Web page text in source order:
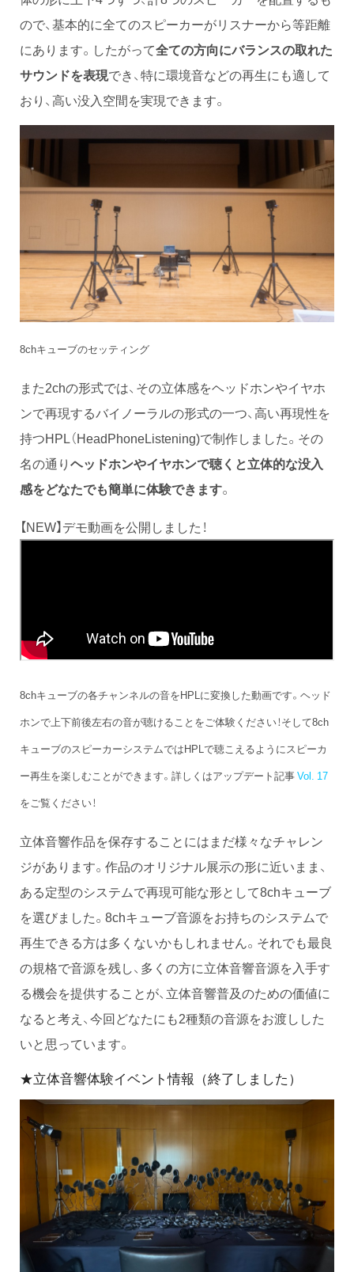
ので、基本的に全てのスピーカーがリスナーから等距離
にあります。したがって全ての方向にバランスの取れた
サウンドを表現でき、特に環境音などの再生にも適して
おり、高い没入空間を実現できます。
8chキューブのセッティング
また2chの形式では、その立体感をヘッドホンやイヤホ
ンで再現するバイノーラルの形式の一つ、高い再現性を
持つHPL（HeadPhoneListening)で制作しました。その
名の通りヘッドホンやイヤホンで聴くと立体的な没入
感をどなたでも簡単に体験できます。
【NEW】デモ動画を公開しました！
8chキューブの各チャンネルの音をHPLに変換した動画です。ヘッド
ホンで上下前後左右の音が聴けることをご体験ください！そして8ch
キューブのスピーカーシステムではHPLで聴こえるようにスピーカ
ー再生を楽しむことができます。詳しくはアップデート記事Vol. 17
をご覧ください！
立体音響作品を保存することにはまだ様々なチャレン
ジがあります。作品のオリジナル展示の形に近いまま、
ある定型のシステムで再現可能な形として8chキューブ
を選びました。8chキューブ音源をお持ちのシステムで
再生できる方は多くないかもしれません。それでも最良
の規格で音源を残し、多くの方に立体音響音源を入手す
る機会を提供することが、立体音響普及のための価値に
なると考え、今回どなたにも2種類の音源をお渡しした
いと思っています。
★立体音響体験イベント情報（終了しました）